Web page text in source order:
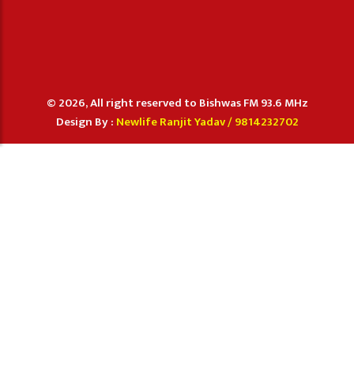
© 2026, All right reserved to Bishwas FM 93.6 MHz
Design By : Newlife Ranjit Yadav /9814232702